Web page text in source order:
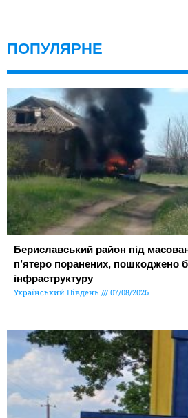
ПОПУЛЯРНЕ
Бериславський район під
п’ятеро поранених, пошкоджено
інфраструктуру
Український Південь 07/08/2026